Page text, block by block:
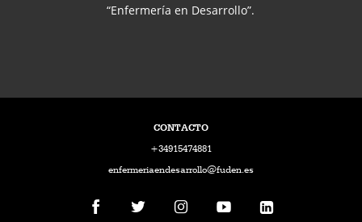
“Enfermería en Desarrollo”.
CONTACTO
+34915474881
enfermeriaendesarrollo@fuden.es